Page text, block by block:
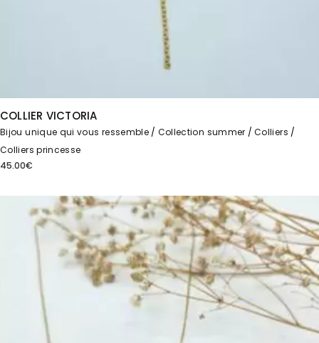
COLLIER VICTORIA
Bijou unique qui vous ressemble Collection summer
Colliers
Colliers princesse
45.00€